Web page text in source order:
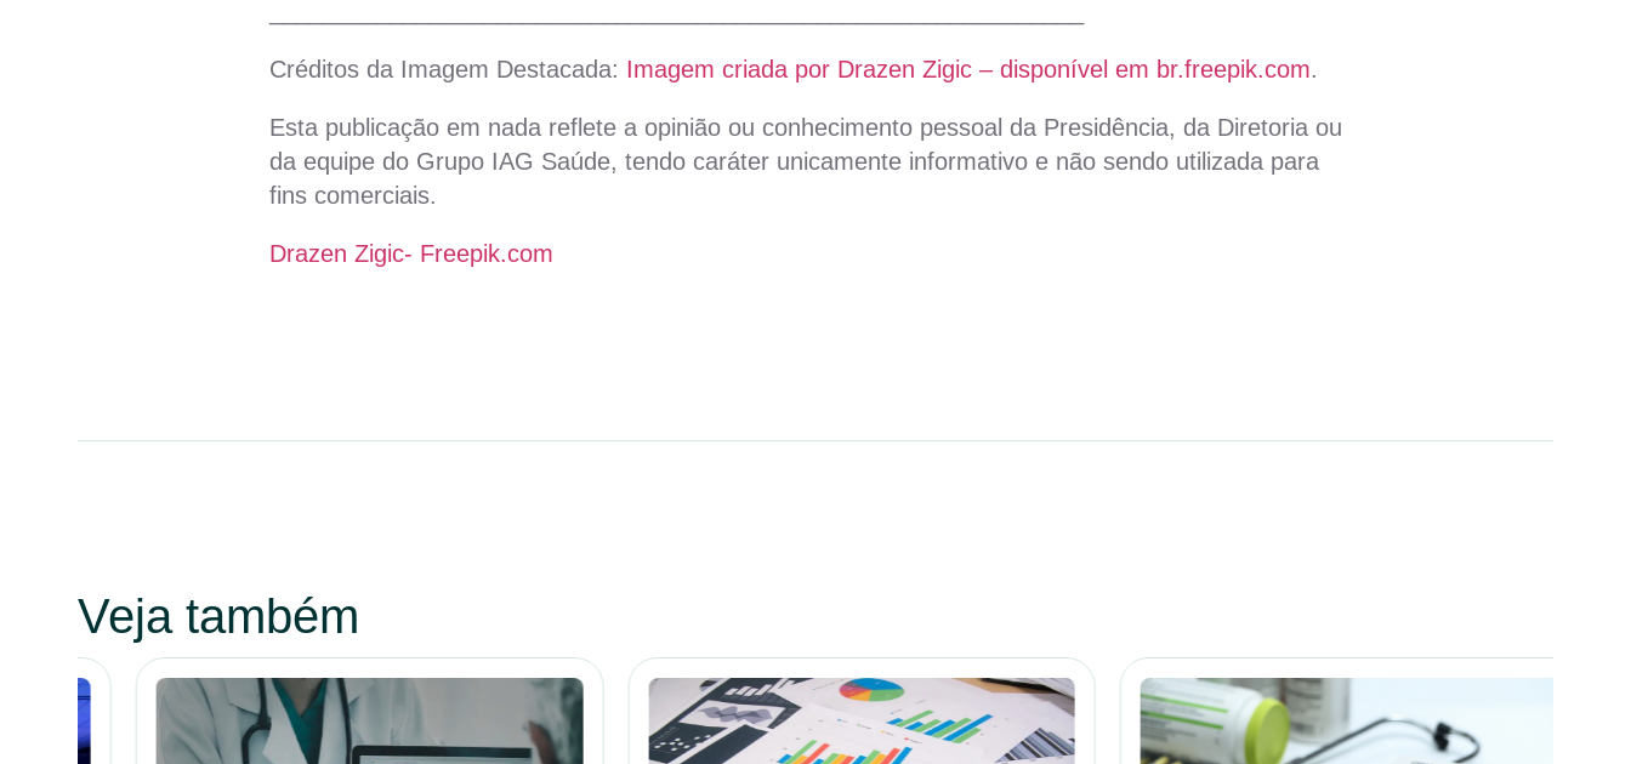
Créditos da Imagem Destacada: Imagem criada por Drazen Zigic – disponível em br.freepik.com.
Esta publicação em nada reflete a opinião ou conhecimento pessoal da Presidência, da Diretoria ou
da equipe do Grupo IAG Saúde, tendo caráter unicamente informativo e não sendo utilizada para
fins comerciais.
Drazen Zigic- Freepik.com
Veja também